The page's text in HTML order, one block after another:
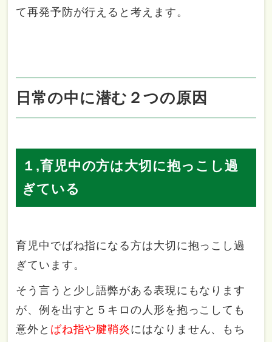
て再発予防が行えると考えます。
日常の中に潜む２つの原因
１,育児中の方は大切に抱っこし過
ぎている
育児中でばね指になる方は大切に抱っこし過
ぎています。
そう言うと少し語弊がある表現にもなります
が、例を出すと５キロの人形を抱っこしても
意外と ばね指や腱鞘炎にはなりません、もち